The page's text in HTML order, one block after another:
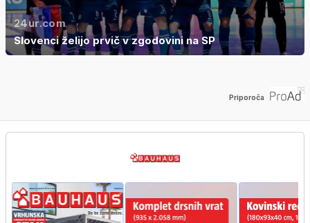
24ur.com
Slovenci želijo prvič v zgodovini na SP
Priporoča